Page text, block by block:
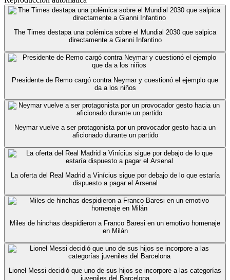
The Times destapa una polémica sobre el Mundial 2030 que salpica
directamente a Gianni Infantino
Presidente de Remo cargó contra Neymar y cuestionó el ejemplo que
da a los niños
Neymar vuelve a ser protagonista por un provocador gesto hacia un
aficionado durante un partido
La oferta del Real Madrid a Vinícius sigue por debajo de lo que estaría
dispuesto a pagar el Arsenal
Miles de hinchas despidieron a Franco Baresi en un emotivo homenaje
en Milán
Lionel Messi decidió que uno de sus hijos se incorpore a las categorías
juveniles del Barcelona